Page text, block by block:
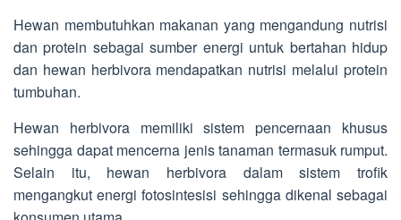
Hewan membutuhkan makanan yang mengandung nutrisi
dan protein sebagai sumber energi untuk bertahan hidup
dan hewan herbivora mendapatkan nutrisi melalui protein
tumbuhan.
Hewan herbivora memiliki sistem pencernaan khusus
sehingga dapat mencerna jenis tanaman termasuk rumput.
Selain itu, hewan herbivora dalam sistem trofik
mengangkut energi fotosintesisi sehingga dikenal sebagai